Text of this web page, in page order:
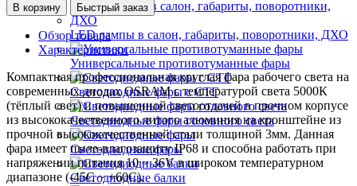
LED лампы в салон, габариты, поворотники, ДХО
Универсальные противотуманные фары
Светодиодные фары с СТГ
Светодиодные фары головного света
Светодиодные фары
Светодиодные балки
В корзину
Быстрый заказ
Обзор товара
Характеристики
Компактная профессиональная круглая фара рабочего света на
современных диодах OSRAM с температурой света 5000К
(тёплый свет) и повышенной светоотдачей в прочном корпусе
из высококачественного литого алюминия на кронштейне из
прочной высококачественной стали толщиной 3мм. Данная
фара имеет пыле-влагозащиту IP68 и способна работать при
напряжении питания 10 ~ 36V в широком температурном
диапазоне (-45C ~ +60C).